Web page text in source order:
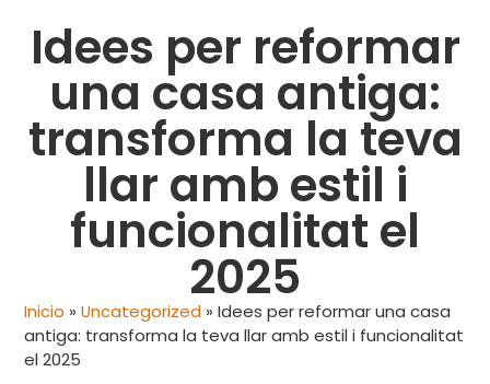
Idees per reformar
una casa antiga:
transforma la teva
llar amb estil i
funcionalitat el
2025
Inicio »Uncategorized »Idees per reformar una casa
antiga: transforma la teva llar amb estil i funcionalitat
el 2025